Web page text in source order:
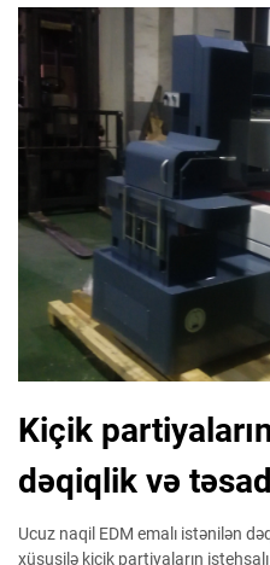
Kiçik
dəqiqlik və
Ucuz naqil EDM emalı istənilən
xüsusilə kiçik partiyaların